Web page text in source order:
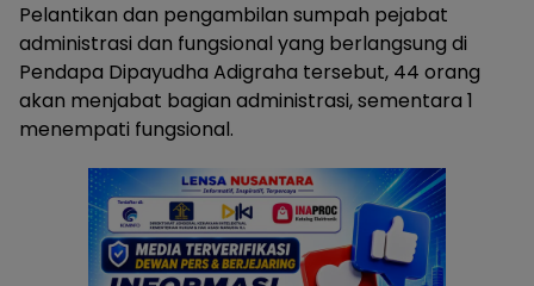
Pelantikan dan pengambilan sumpah pejabat
administrasi dan fungsional yang berlangsung di
Pendapa Dipayudha Adigraha tersebut, 44 orang
akan menjabat bagian administrasi, sementara 1
menempati fungsional.